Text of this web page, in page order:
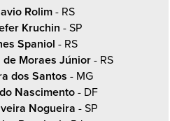
Rolim- RS
Kruchin - SP
Spaniol - RS
Moraes Júnior- RS
dos Santos - MG
Nascimento- DF
Nogueira - SP